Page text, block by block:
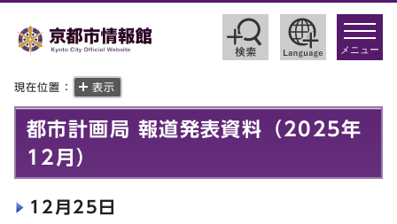
toggle
メニュー
現在位置： 表示
都市計画局 報道発表資料（2025年
12月）
12月25日